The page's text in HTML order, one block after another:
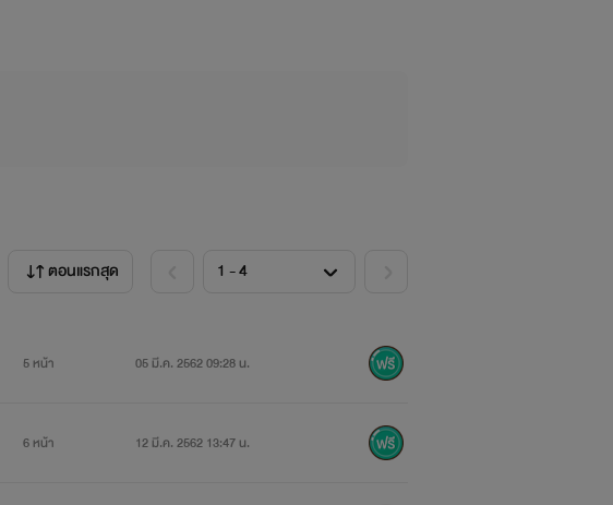
ตอนแรกสุด
5 หน้า 05 มี.ค. 2562 09:28 น.
6 หน้า 12 มี.ค. 2562 13:47 น.